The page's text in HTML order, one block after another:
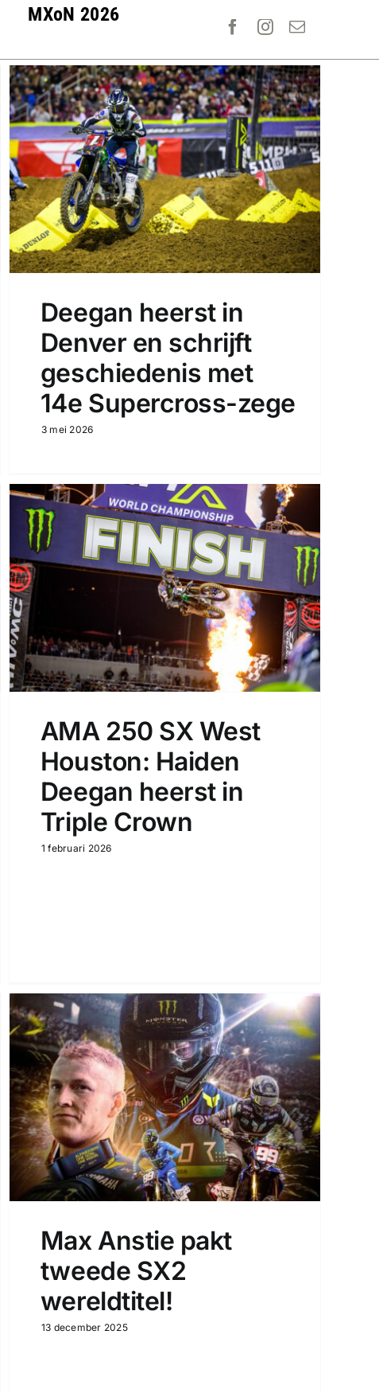
MXoN 2026
Deegan heerst in
Denver en schrijft
geschiedenis met
14e Supercross-zege
3 mei 2026
AMA 250 SX West
Houston: Haiden
Deegan heerst in
Triple Crown
1 februari 2026
Max Anstie pakt
tweede SX2
wereldtitel!
13 december 2025